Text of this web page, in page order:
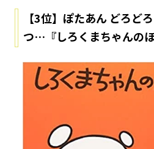
【3位】ぽたあん どろど
つ…『しろくまちゃんのほ